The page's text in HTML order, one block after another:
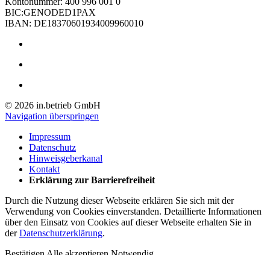
BIC:GENODED1PAX
IBAN: DE18370601934009960010
© 2026 in.betrieb GmbH
Navigation überspringen
Impressum
Datenschutz
Hinweisgeberkanal
Kontakt
Erklärung zur Barrierefreiheit
Durch die Nutzung dieser Webseite erklären Sie sich mit der
Verwendung von Cookies einverstanden. Detaillierte Informationen
über den Einsatz von Cookies auf dieser Webseite erhalten Sie in
derDatenschutzerklärung.